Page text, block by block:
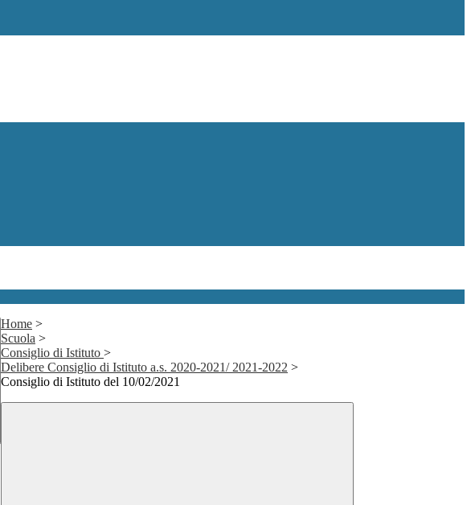
Home >
Scuola >
Consiglio di Istituto >
Delibere Consiglio di Istituto a.s. 2020-2021/ 2021-2022 >
Consiglio di Istituto del 10/02/2021